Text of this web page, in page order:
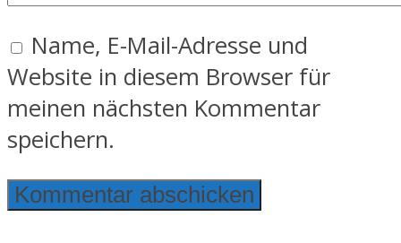
Name, E-Mail-Adresse und
Website in diesem Browser für
meinen nächsten Kommentar
speichern.